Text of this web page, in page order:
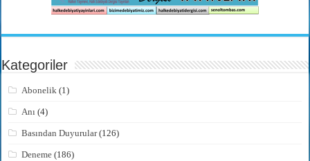
Kategoriler
Abonelik (1)
Anı (4)
Basından Duyurular(126)
Deneme (186)